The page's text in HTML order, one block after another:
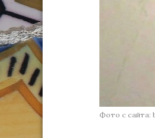
Фото с сайта: